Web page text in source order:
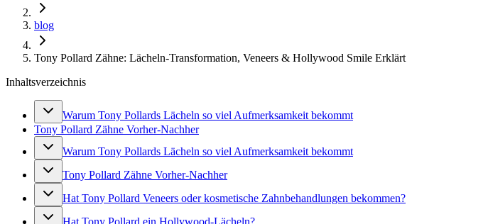
blog
Tony Pollard Zähne: Lächeln-Transformation, Veneers & Hollywood Smile Erklärt
Inhaltsverzeichnis
Warum Tony Pollards Lächeln so viel Aufmerksamkeit bekommt
Tony Pollard Zähne Vorher-Nachher
Warum Tony Pollards Lächeln so viel Aufmerksamkeit bekommt
Tony Pollard Zähne Vorher-Nachher
Hat Tony Pollard Veneers oder kosmetische Zahnbehandlungen bekommen?